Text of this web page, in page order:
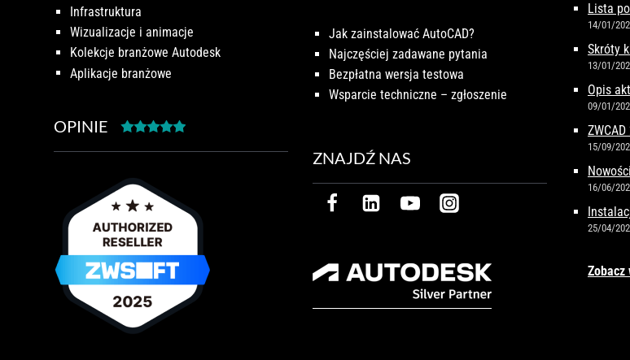
Infrastruktura
Wizualizacje i animacje
Kolekcje branżowe Autodesk
Aplikacje branżowe
OPINIE
Jak zainstalować AutoCAD?
Najczęściej zadawane pytania
Bezpłatna wersja testowa
Wsparcie techniczne – zgłoszenie
ZNAJDŹ NAS
Lista
14/01/
Skróty
13/01/
Opis
09/01/
15/09/
16/06/
25/04/
Zobacz